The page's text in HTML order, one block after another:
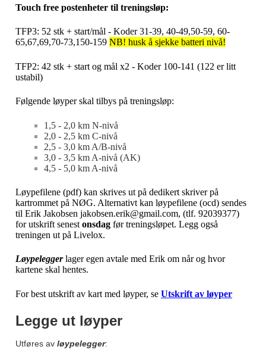
Touch free postenheter til treningsløp:
TFP3: 52 stk + start/mål - Koder 31-39, 40-49,50-59, 60-
65,67,69,70-73,150-159 NB! husk å sjekke batteri nivå!
TFP2: 42 stk + start og mål x2 - Koder 100-141 (122 er litt
ustabil)
Følgende løyper skal tilbys på treningsløp:
1,5 - 2,0 km N-nivå
2,0 - 2,5 km C-nivå
2,5 - 3,0 km A/B-nivå
3,0 - 3,5 km A-nivå (AK)
4,5 - 5,0 km A-nivå
Løypefilene (pdf) kan skrives ut på dedikert skriver på
kartrommet på NØG. Alternativt kan løypefilene (ocd) sendes
til Erik Jakobsen jakobsen.erik@gmail.com, (tlf. 92039377)
for utskrift senest onsdag før treningsløpet. Legg også
treningen ut på Livelox.
Løypelegger lager egen avtale med Erik om når og hvor
kartene skal hentes.
For best utskrift av kart med løyper, se Utskrift av løyper
Legge ut løyper
Utføres av løypelegger: